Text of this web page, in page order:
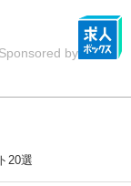
Sponsored by
20選